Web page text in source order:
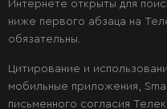
Салаты
Интернете открыты для
ниже первого абзаца на
обязательны.
Цитирование и
мобильные приложения,
письменного согласия